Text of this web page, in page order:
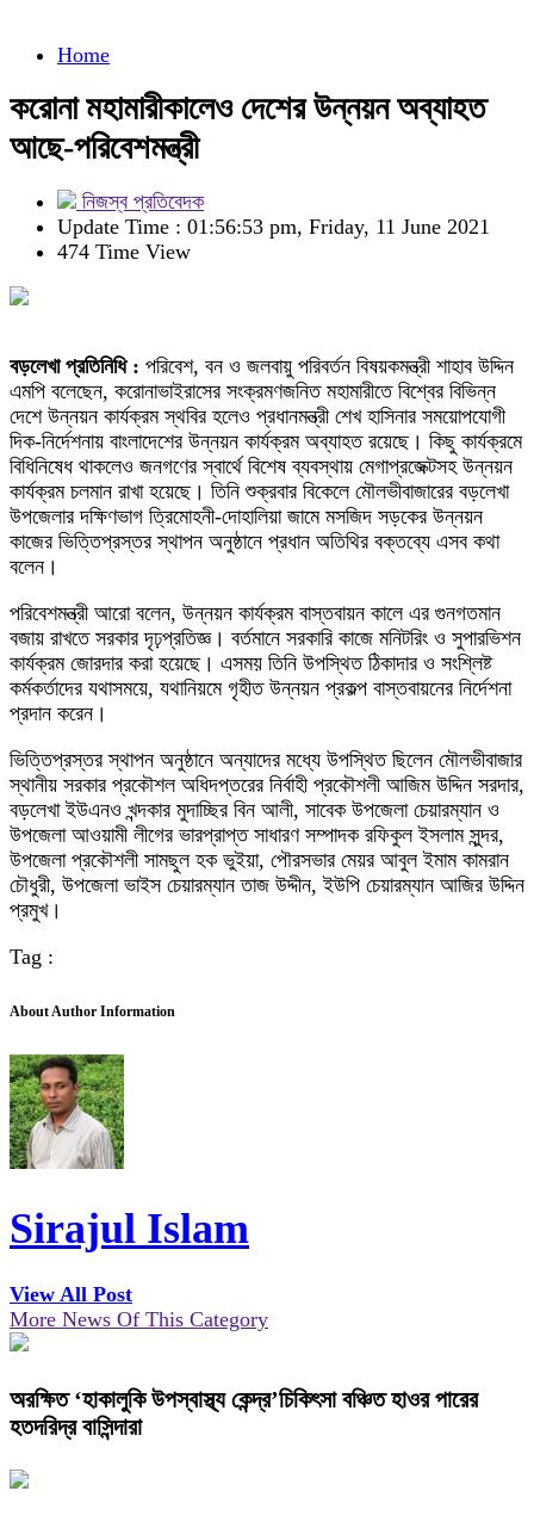
Home
করোনা মহামারীকালেও দেশের উন্নয়ন অব্যাহত
আছে-পরিবেশমন্ত্রী
নিজস্ব প্রতিবেদক
Update Time : 01:56:53 pm, Friday, 11 June 2021
474 Time View
বড়লেখা প্রতিনিধি : পরিবেশ, বন ও জলবায়ু পরিবর্তন বিষয়কমন্ত্রী শাহাব উদ্দিন
এমপি বলেছেন, করোনাভাইরাসের সংক্রমণজনিত মহামারীতে বিশ্বের বিভিন্ন
দেশে উন্নয়ন কার্যক্রম স্থবির হলেও প্রধানমন্ত্রী শেখ হাসিনার সময়োপযোগী
দিক-নির্দেশনায় বাংলাদেশের উন্নয়ন কার্যক্রম অব্যাহত রয়েছে। কিছু কার্যক্রমে
বিধিনিষেধ থাকলেও জনগণের স্বার্থে বিশেষ ব্যবস্থায় মেগাপ্রজেক্টসহ উন্নয়ন
কার্যক্রম চলমান রাখা হয়েছে। তিনি শুক্রবার বিকেলে মৌলভীবাজারের বড়লেখা
উপজেলার দক্ষিণভাগ ত্রিমোহনী-দোহালিয়া জামে মসজিদ সড়কের উন্নয়ন
কাজের ভিত্তিপ্রস্তর স্থাপন অনুষ্ঠানে প্রধান অতিথির বক্তব্যে এসব কথা
বলেন।
পরিবেশমন্ত্রী আরো বলেন, উন্নয়ন কার্যক্রম বাস্তবায়ন কালে এর গুনগতমান
বজায় রাখতে সরকার দৃঢ়প্রতিজ্ঞ। বর্তমানে সরকারি কাজে মনিটরিং ও সুপারভিশন
কার্যক্রম জোরদার করা হয়েছে। এসময় তিনি উপস্থিত ঠিকাদার ও সংশ্লিষ্ট
কর্মকর্তাদের যথাসময়ে, যথানিয়মে গৃহীত উন্নয়ন প্রকল্প বাস্তবায়নের নির্দেশনা
প্রদান করেন।
ভিত্তিপ্রস্তর স্থাপন অনুষ্ঠানে অন্যাদের মধ্যে উপস্থিত ছিলেন মৌলভীবাজার
স্থানীয় সরকার প্রকৌশল অধিদপ্তরের নির্বাহী প্রকৌশলী আজিম উদ্দিন সরদার,
বড়লেখা ইউএনও খন্দকার মুদাচ্ছির বিন আলী, সাবেক উপজেলা চেয়ারম্যান ও
উপজেলা আওয়ামী লীগের ভারপ্রাপ্ত সাধারণ সম্পাদক রফিকুল ইসলাম সুন্দর,
উপজেলা প্রকৌশলী সামছুল হক ভুইয়া, পৌরসভার মেয়র আবুল ইমাম কামরান
চৌধুরী, উপজেলা ভাইস চেয়ারম্যান তাজ উদ্দীন, ইউপি চেয়ারম্যান আজির উদ্দিন
প্রমুখ।
Tag :
About Author Information
Sirajul Islam
View All Post
More News Of This Category
অরক্ষিত ‘হাকালুকি উপস্বাস্থ্য কেন্দ্র’চিকিৎসা বঞ্চিত হাওর পারের
হতদরিদ্র বাসিন্দারা